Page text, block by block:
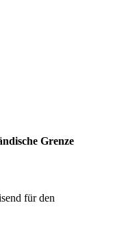
Grenze
für den